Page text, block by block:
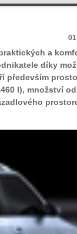
a
díky
především
l), množství